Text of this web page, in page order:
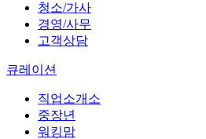
청소/가사
경영/사무
고객상담
큐레이션
직업소개소
중장년
워킹맘